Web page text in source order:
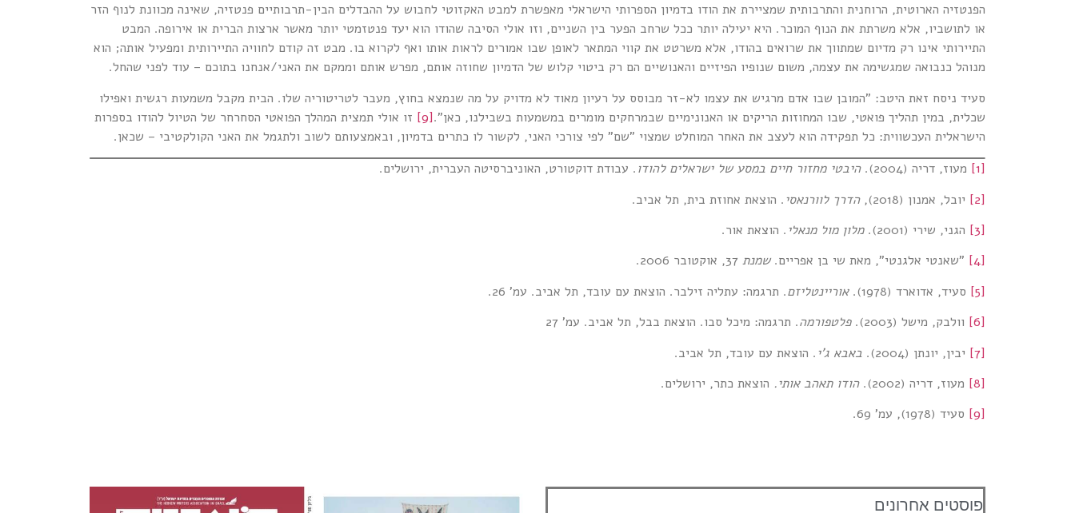
הפנטזיה הארוטית, הרוחנית והתרבותית שמציירת את הודו בדמיון הספרותי הישראלי מאפשרת למבט האקזוטי לחבוש על ההבדלים הבין-תרבותיים פנטזיה, שאינה מכוונת לנוף הזר
או לתושביו, אלא משרתת את הנוף המוכר. היא יעילה יותר ככל שרחב הפער בין השניים, וזו אולי הסיבה שהודו הוא יעד פנטזמטי יותר מאשר ארצות הברית או אירופה. המבט
התיירותי אינו רק מדיום שמתווך את שרואים בהודו, אלא משרטט את קווי המתאר לאופן שבו אמורים לראות אותו ואף לקרוא בו. מבט זה קודם לחוויה התיירותית ומפעיל אותה; הוא
מנוהל כנבואה שמגשימה את עצמה, משום שנופיו הפיזיים והאנושיים הם רק ביטוי קלוש של הדמיון שחוזה אותם, מפרש אותם וממקם את האני/אנחנו בתוכם – עוד לפני שהחל.
סעיד ניסח זאת היטב: "המובן שבו אדם מרגיש את עצמו לא-זר מבוסס על רעיון מאוד לא מדויק על מה שנמצא בחוץ, מעבר לטריטוריה שלו. הבית מקבל משמעות רגשית ואפילו
שכלית, במין תהליך פואטי, שבו המחוזות הריקים או האנונימיים שבמרחקים מומרים במשמעות בשבילנו, כאן".[9]
זו אולי תמצית המהלך הפואטי הסחרחר של הטיול להודו בספרות
הישראלית העכשווית: כל תפקידה הוא לעצב את האחר המוחלט שמצוי "שם" לפי צורכי האני, לקשור לו כתרים בדמיון, ובאמצעותם לשוב ולתגמל את האני הקולקטיבי – שכאן.
[1]
מעוז, דריה (2004). היבטי מחזור חיים במסע של ישראלים להודו. עבודת דוקטורט, האוניברסיטה העברית, ירושלים.
[2]
יובל, אמנון (2018), הדרך לוורנאסי. הוצאת אחוזת בית, תל אביב.
[3]
הגני, שירי (2001). מלון מול מנאלי. הוצאת אור.
[4]
"שאנטי אלגנטי", מאת שי בן אפריים.שמנת
[5]
סעיד, אדוארד (1978). אוריינטליזם. תרגמה: עתליה זילבר. הוצאת עם עובד, תל אביב. עמ' 26.
[6]
וולבק, מישל (2003). פלטפורמה. תרגמה: מיכל סבו. הוצאת בבל, תל אביב. עמ' 27
[7]
יבין, יונתן (2004). באבא ג'י. הוצאת עם עובד, תל אביב.
[8]
מעוז, דריה (2002). הודו תאהב אותי. הוצאת כתר, ירושלים.
[9]
סעיד (1978), עמ' 69.
פוסטים אחרונים